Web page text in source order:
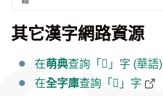
其它漢字網路資源
在萌典查詢「𣝂」字 (華語)
在全字庫查詢「𣝂」字